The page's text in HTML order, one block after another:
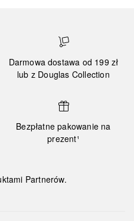
Darmowa dostawa od 199 zł
lub z Douglas Collection
Bezpłatne pakowanie na
prezent¹
Partnerów.